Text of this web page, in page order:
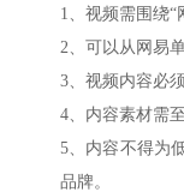
1、视频需围绕
2、可以从网易
3、视频内容必
4、内容素材需
5、内容不得为
品牌。